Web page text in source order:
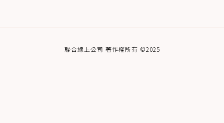
聯合線上公司 著作權所有 ©2025